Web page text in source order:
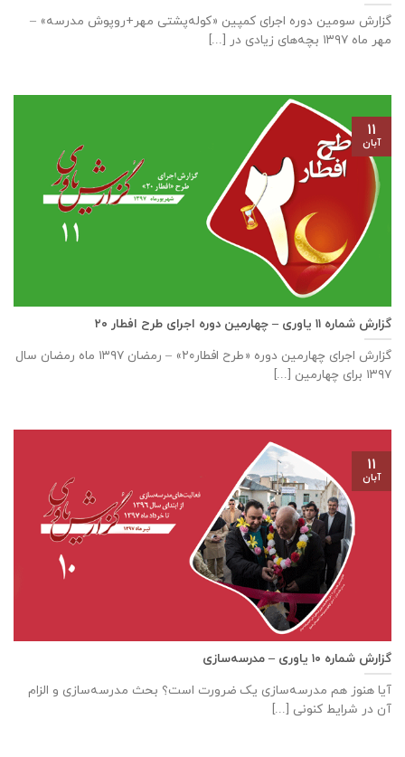
گزارش سومین دوره اجرای کمپین «کوله‌پشتی مهر+روپوش مدرسه» –
مهر ماه ۱۳۹۷ بچه‌های زیادی در [...]
گزارش شماره ۱۱ یاوری – چهارمین دوره اجرای طرح افطار ۲۰
گزارش اجرای چهارمین دوره «طرح افطار۲۰» – رمضان ۱۳۹۷ ماه رمضان سال
۱۳۹۷ برای چهارمین [...]
۱۱
آبان
گزارش شماره ۱۰ یاوری – مدرسه‌سازی
آیا هنوز هم مدرسه‌سازی یک ضرورت است؟ بحث مدرسه‌سازی و الزام
آن در شرایط کنونی [...]
۱۱
آبان